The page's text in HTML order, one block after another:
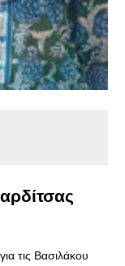
τις Βασιλάκου